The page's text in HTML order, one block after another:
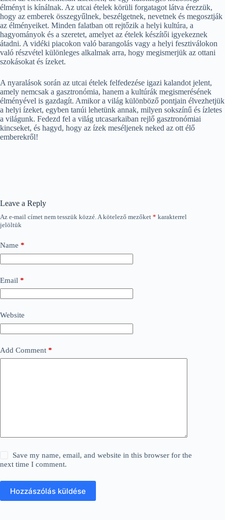
élményt is kínálnak. Az utcai ételek körüli forgatagot látva érezzük,
hogy az emberek összegyűlnek, beszélgetnek, nevetnek és megosztják
az élményeiket. Minden falatban ott rejtőzik a helyi kultúra, a
hagyományok és a szeretet, amelyet az ételek készítői igyekeznek
átadni. A vidéki piacokon való barangolás vagy a helyi fesztiválokon
való részvétel különleges alkalmak arra, hogy megismerjük az ottani
szokásokat és ízeket.
A nyaralások során az utcai ételek felfedezése igazi kalandot jelent,
amely nemcsak a gasztronómia, hanem a kultúrák megismerésének
élményével is gazdagít. Amikor a világ különböző pontjain élvezhetjük
a helyi ízeket, egyben tanúi lehetünk annak, milyen sokszínű és ízletes
a világunk. Fedezd fel a világ utcasarkaiban rejlő gasztronómiai
kincseket, és hagyd, hogy az ízek meséljenek neked az ott élő
emberekről!
Leave a Reply
Az e-mail címet nem tesszük közzé.A kötelező mezőket * karakterrel
jelöltük
Name *
Email *
Website
Add Comment *
Save my name, email, and website in this browser for the
next time I comment.
Hozzászólás küldése